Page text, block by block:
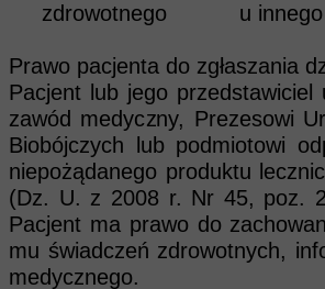
zdrowotnego u innego
Prawo pacjenta do zgłaszania
Pacjent lub jego przedstawiciel
zawód medyczny, Prezesowi
Biobójczych lub podmiotowi
niepożądanego produktu
(Dz. U. z 2008 r. Nr 45, poz.
Pacjent ma prawo do
mu świadczeń zdrowotnych,
medycznego.